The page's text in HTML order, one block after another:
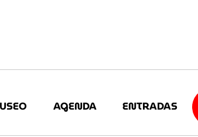
AGENDA ENTRADAS